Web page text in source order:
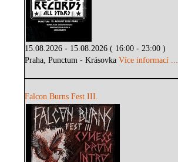
15.08.2026 - 15.08.2026 ( 16:00 - 23:00 )
Praha, Punctum - KrásovkaVíce informací ...
Falcon Burns Fest III.